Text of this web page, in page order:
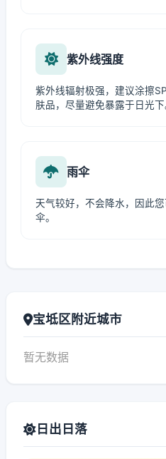
紫外线强度
紫外线辐射极强，建议涂擦
肤品，尽量避免暴露于日光下
雨伞
天气较好，不会降水，因此
伞。
宝坻区附近城市
暂无数据
日出日落